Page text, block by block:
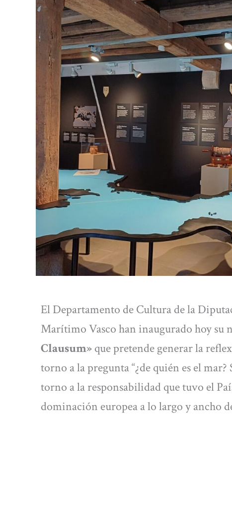
El Departamento de Cultura de la
Marítimo Vasco han inaugurado hoy su
Clausum»que pretende generar la
torno a la pregunta “¿de quién es el
torno a la responsabilidad que tuvo el
dominación europea a lo largo y ancho